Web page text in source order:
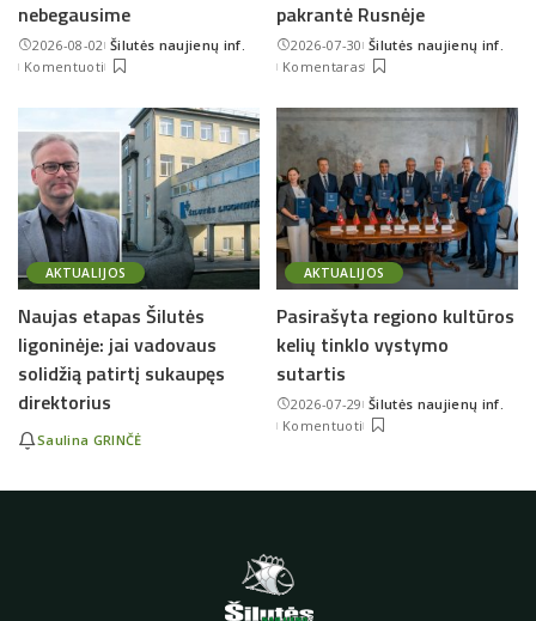
nebegausime
2026-08-02Posted
by
Šilutės naujienų inf.
Komentuoti
pakrantė Rusnėje
2026-07-30Posted
by
Šilutės naujienų inf.
Komentaras
AKTUALIJOS
Naujas etapas Šilutės
ligoninėje: jai vadovaus
solidžią patirtį sukaupęs
direktorius
Saulina GRINČĖ
AKTUALIJOS
Pasirašyta regiono kultūros
kelių tinklo vystymo
sutartis
2026-07-29Posted
by
Šilutės naujienų inf.
Komentuoti